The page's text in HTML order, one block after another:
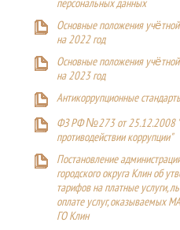
персональных данных
Основные положения
на 2022 год
Основные положения
на 2023 год
Антикоррупционные
ФЗ РФ №273 от 25.12.2008
противодействии коррупции"
Постановление
городского округа Клин об
тарифов на платные услуги,
оплате услуг, оказываемых
ГО Клин